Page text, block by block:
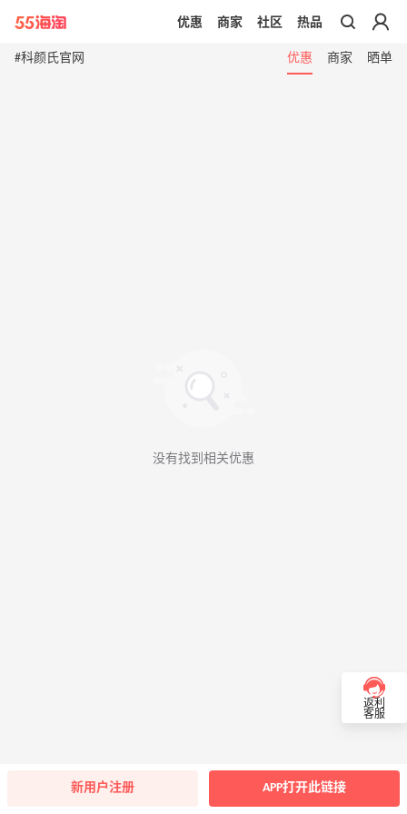
带你去官网买正品
优惠 商家 社区 热品
#科颜氏官网 优惠 商家 晒单
没有找到相关优惠
返利
客服
新用户注册 APP打开此链接